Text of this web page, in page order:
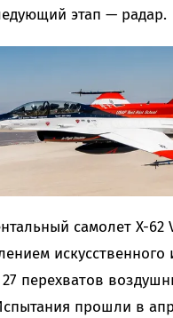
этап — радар.
самолет X-62
искусственного
27 перехватов
прошли в